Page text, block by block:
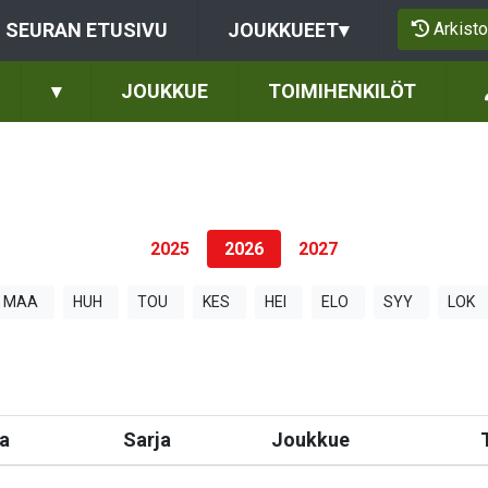
SEURAN ETUSIVU JOUKKUEET▾ Arkisto
▾ JOUKKUE TOIMIHENKILÖT
2025 2026 2027
MAA HUH TOU KES HEI ELO SYY LOK
Sarja Joukkue